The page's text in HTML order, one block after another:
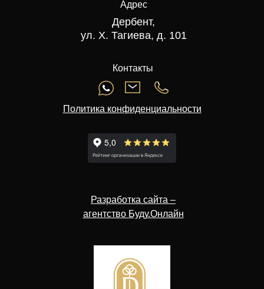
Адрес
Дербент,
ул. Х. Тагиева, д. 101
Контакты
Разработка сайта –
агентство Буду.Онлайн
Политика конфиденциальности